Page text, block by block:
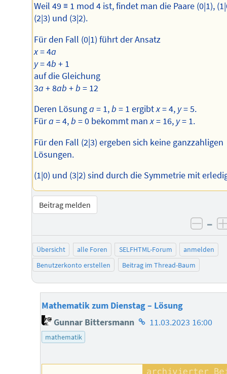
Weil 49 ≡ 1 mod 4 ist, findet man die Paare (0|1),
(2|3) und (3|2).
Für den Fall (0|1) führt der Ansatz
x= 4a
y= 4b + 1
auf die Gleichung
3a + 8ab +b = 12
Deren Lösunga = 1,b = 1 ergibtx= 4, y= 5.
Füra = 4,b = 0 bekommt manx= 16, y= 1.
Für den Fall (2|3) ergeben sich keine ganzzahligen
Lösungen.
(1|0) und (3|2) sind durch die Symmetrie mit
Beitrag melden
–
Übersicht alle Foren SELFHTML-Forum
anmelden
Benutzerkonto erstellen
Beitrag im Thread-Baum
Mathematik zum Dienstag – Lösung
Gunnar Bittersmann Homepage
11.03.2023 16:00
mathematik